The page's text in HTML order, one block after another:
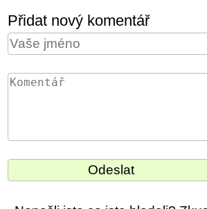
Přidat nový komentář